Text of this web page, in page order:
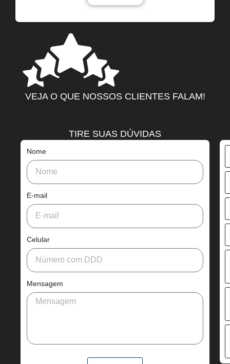
VEJA O QUE NOSSOS CLIENTES FALAM!
TIRE SUAS DÚVIDAS
Nome
E-mail
Celular
Mensagem